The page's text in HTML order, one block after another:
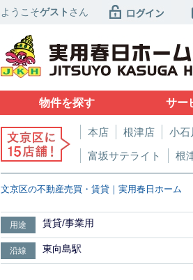
ようこそゲスト さん
物件を探す サー
本店 根津店 小石
富坂サテライト
根
文京区の不動産売買・賃貸｜実用春日ホーム
用途 賃貸/事業用
沿線 東向島駅